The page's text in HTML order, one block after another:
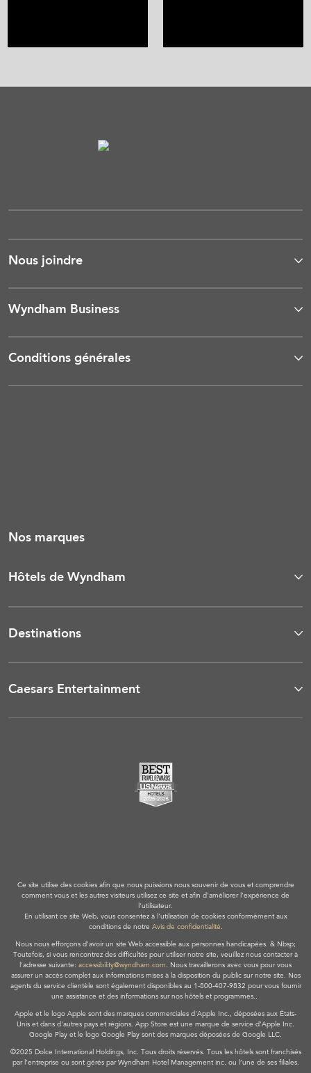
Nous joindre
Wyndham Business
Conditions générales
Nos marques
Hôtels de Wyndham
Destinations
Caesars Entertainment
Ce site utilise des cookies afin que nous puissions nous souvenir de vous et comprendre
comment vous et les autres visiteurs utilisez ce site et afin d'améliorer l'expérience de
l'utilisateur.
En utilisant ce site Web, vous consentez à l'utilisation de cookies conformément aux
conditions de notre Avis de confidentialité .
Nous nous efforçons d’avoir un site Web accessible aux personnes handicapées. & Nbsp;
Toutefois, si vous rencontrez des difficultés pour utiliser notre site, veuillez nous contacter à
l'adresse suivante: accessibility@wyndham.com . Nous travaillerons avec vous pour vous
assurer un accès complet aux informations mises à la disposition du public sur notre site. Nos
agents du service clientèle sont également disponibles au 1-800-407-9832 pour vous fournir
une assistance et des informations sur nos hôtels et programmes..
Apple et le logo Apple sont des marques commerciales d'Apple Inc., déposées aux États-
Unis et dans d'autres pays et régions. App Store est une marque de service d'Apple Inc.
Google Play et le logo Google Play sont des marques déposées de Google LLC.
©2025 Dolce International Holdings, Inc. Tous droits réservés. Tous les hôtels sont franchisés
par l’entreprise ou sont gérés par Wyndham Hotel Management inc. ou l’une de ses filiales.